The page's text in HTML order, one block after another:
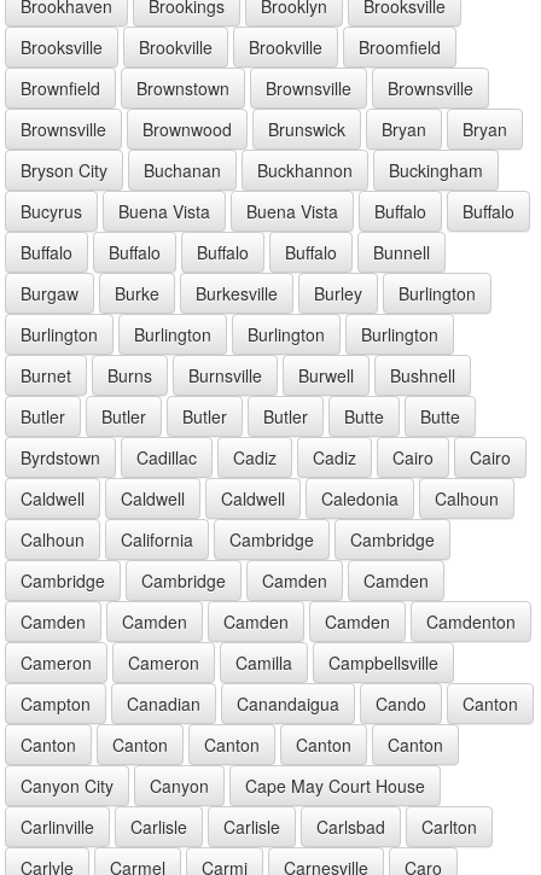
Brookhaven
Brookings Brooklyn
Brooksville
Brooksville
Brookville Brookville
Broomfield
Brownfield
Brownstown Brownsville
Brownsville
Brownsville
Brownwood Brunswick Bryan
Bryan
Bryson City
Buchanan Buckhannon
Buckingham
Bucyrus
Buena Vista Buena Vista Buffalo
Buffalo
Buffalo
Buffalo Buffalo Buffalo
Bunnell
Burgaw
Burke Burkesville Burley
Burlington
Burlington
Burlington Burlington
Burlington
Burnet
Burns Burnsville Burwell
Bushnell
Butler
Butler Butler Butler Butte
Butte
Byrdstown
Cadillac Cadiz Cadiz Cairo
Cairo
Caldwell
Caldwell Caldwell Caledonia
Calhoun
Calhoun
California Cambridge
Cambridge
Cambridge
Cambridge Camden
Camden
Camden
Camden Camden Camden
Camdenton
Cameron
Cameron Camilla
Campbellsville
Campton
Canadian Canandaigua Cando
Canton
Canton
Canton Canton Canton
Canton
Canyon City
Canyon
Cape May Court House
Carlinville
Carlisle Carlisle Carlsbad
Carlton
Carlyle
Carmel Carmi Carnesville Caro